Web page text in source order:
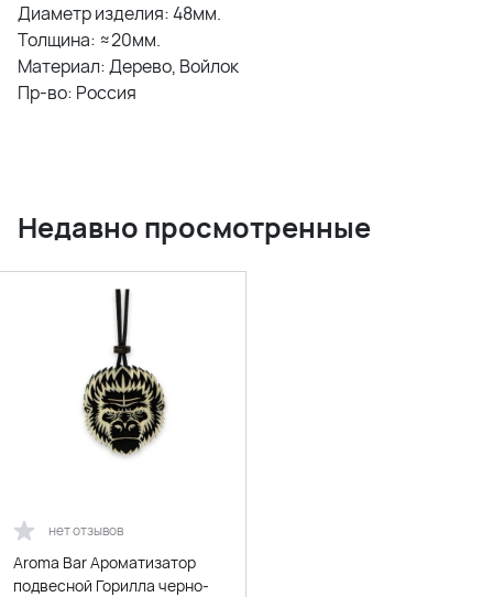
Диаметр изделия: 48мм.
Толщина: ≈20мм.
Материал: Дерево, Войлок
Пр-во: Россия
Недавно просмотренные
нет отзывов
Aroma Bar Ароматизатор
подвесной Горилла черно-